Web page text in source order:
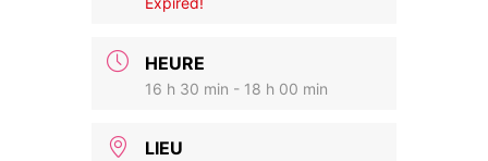
HEURE
16 h 30 min - 18 h 00 min
LIEU